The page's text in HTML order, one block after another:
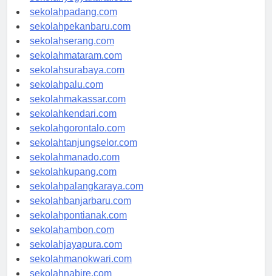
sekolahyogyakarta.com
sekolahpadang.com
sekolahpekanbaru.com
sekolahserang.com
sekolahmataram.com
sekolahsurabaya.com
sekolahpalu.com
sekolahmakassar.com
sekolahkendari.com
sekolahgorontalo.com
sekolahtanjungselor.com
sekolahmanado.com
sekolahkupang.com
sekolahpalangkaraya.com
sekolahbanjarbaru.com
sekolahpontianak.com
sekolahambon.com
sekolahjayapura.com
sekolahmanokwari.com